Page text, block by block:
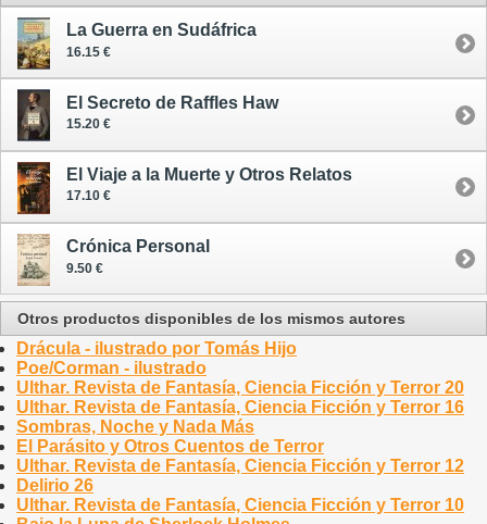
La Guerra en Sudáfrica
16.15 €
El Secreto de Raffles Haw
15.20 €
El Viaje a la Muerte y Otros Relatos
17.10 €
Crónica Personal
9.50 €
Otros productos disponibles de los mismos autores
Drácula - ilustrado por Tomás Hijo
Poe/Corman - ilustrado
Ulthar. Revista de Fantasía, Ciencia Ficción y Terror 20
Ulthar. Revista de Fantasía, Ciencia Ficción y Terror 16
Sombras, Noche y Nada Más
El Parásito y Otros Cuentos de Terror
Ulthar. Revista de Fantasía, Ciencia Ficción y Terror 12
Delirio 26
Ulthar. Revista de Fantasía, Ciencia Ficción y Terror 10